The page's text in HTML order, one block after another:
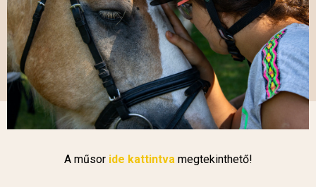
A műsor ide kattintva megtekinthető!